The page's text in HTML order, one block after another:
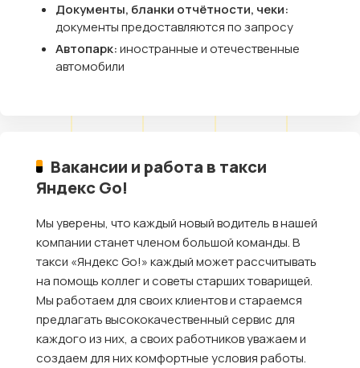
Документы, бланки отчётности, чеки:
документы предоставляются по запросу
Автопарк:иностранные и отечественные
автомобили
Вакансии и работа в такси
Яндекс Go!
Мы уверены, что каждый новый водитель в нашей
компании станет членом большой команды. В
такси «Яндекс Go!» каждый может рассчитывать
на помощь коллег и советы старших товарищей.
Мы работаем для своих клиентов и стараемся
предлагать высококачественный сервис для
каждого из них, а своих работников уважаем и
создаем для них комфортные условия работы.